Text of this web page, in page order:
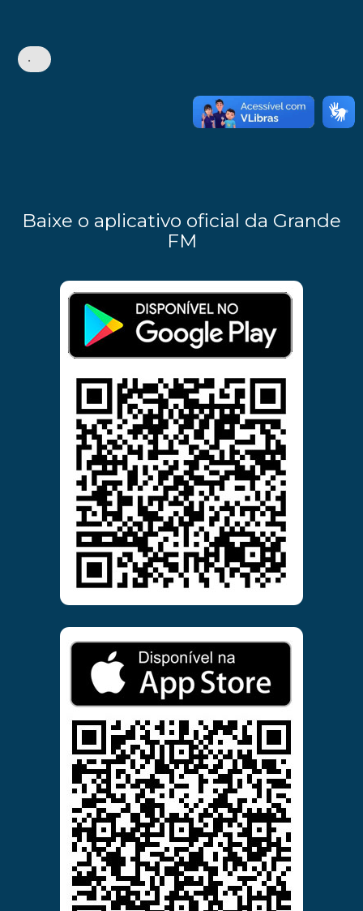
•
Baixe o aplicativo oficial da Grande
FM